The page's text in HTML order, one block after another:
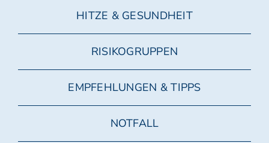
HITZE & GESUNDHEIT
RISIKOGRUPPEN
EMPFEHLUNGEN & TIPPS
NOTFALL